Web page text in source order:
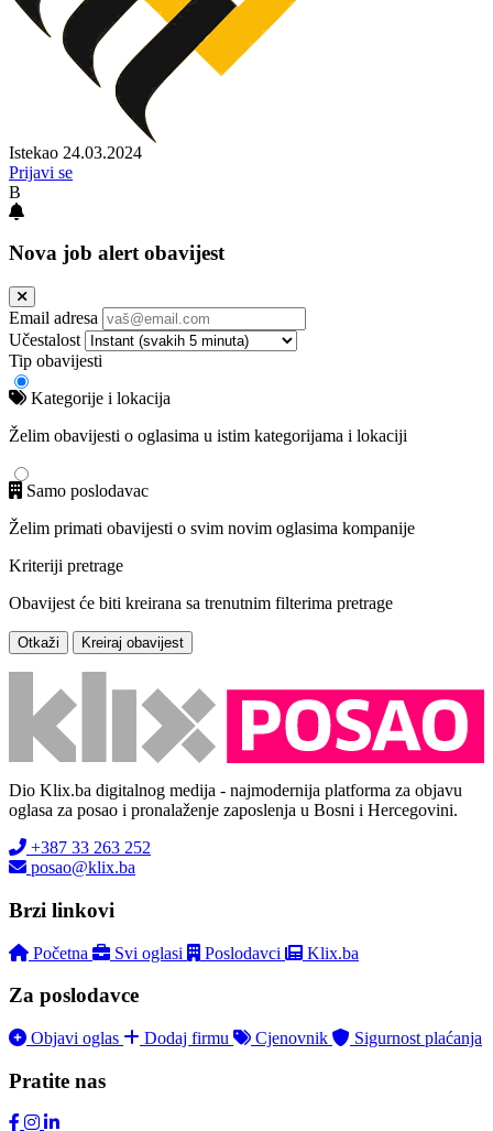
Istekao 24.03.2024
Prijavi se
B
Nova job alert obavijest
Email adresa
Učestalost
Tip obavijesti
Kategorije i lokacija
Želim obavijesti o oglasima u istim kategorijama i lokaciji
Samo poslodavac
Želim primati obavijesti o svim novim oglasima kompanije
Kriteriji pretrage
Obavijest će biti kreirana sa trenutnim filterima pretrage
Otkaži Kreiraj obavijest
Dio Klix.ba digitalnog medija - najmodernija platforma za objavu
oglasa za posao i pronalaženje zaposlenja u Bosni i Hercegovini.
+387 33 263 252
posao@klix.ba
Brzi linkovi
Početna Svi oglasi Poslodavci Klix.ba
Za poslodavce
Objavi oglas Dodaj firmu Cjenovnik Sigurnost plaćanja
Pratite nas